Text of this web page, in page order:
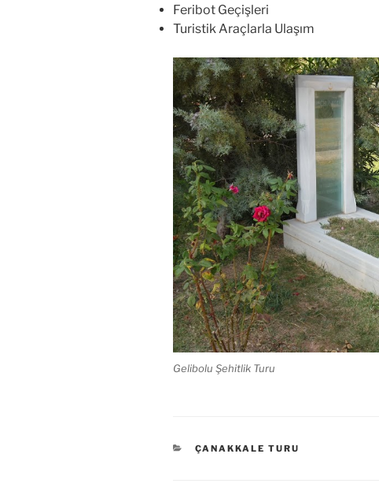
Feribot Geçişleri
Turistik Araçlarla Ulaşım
Gelibolu Şehitlik Turu
KATEGORILER
ÇANAKKALE TURU